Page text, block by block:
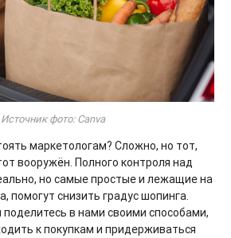
Источник фото: Canva
маркетологам? Сложно, но тот,
вооружён. Полного контроля над
но самые простые и лежащие на
помогут снизить градус шопинга.
в нами своими способами,
к покупкам и придерживаться